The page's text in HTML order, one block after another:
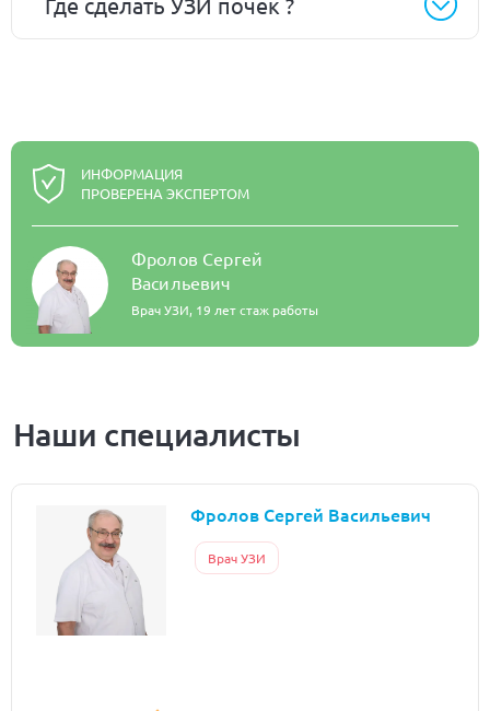
ИНФОРМАЦИЯ
ПРОВЕРЕНА ЭКСПЕРТОМ
Фролов Сергей
Васильевич
Врач УЗИ, 19 лет стаж работы
Наши специалисты
Фролов Сергей Васильевич
Врач УЗИ